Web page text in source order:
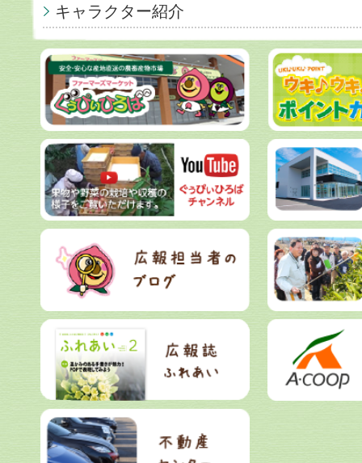
キャラクター紹介